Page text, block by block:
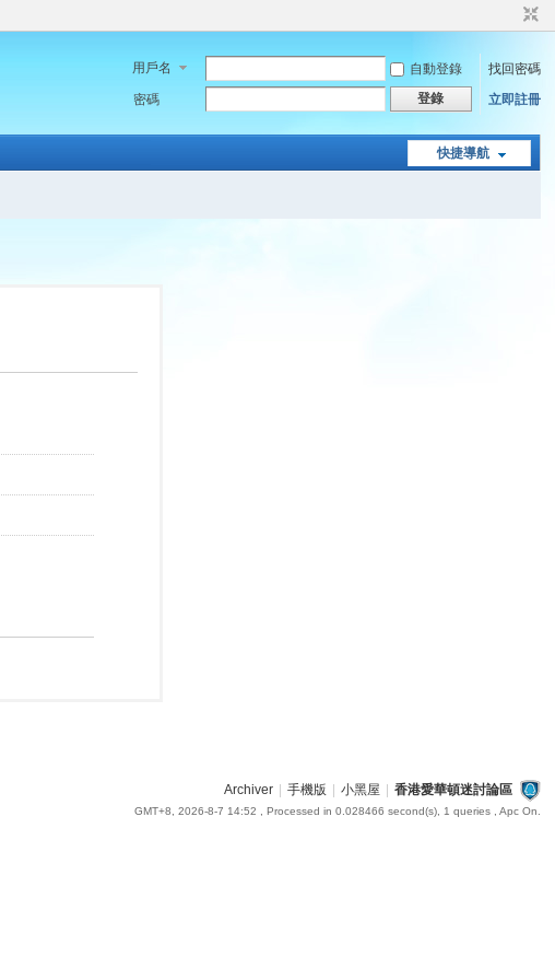
用戶名 自動登錄
找回密碼
密碼
登錄 立即註冊
快捷導航
Archiver 手機版 小黑屋 香港愛華頓迷討論區
GMT+8, 2026-8-7 14:52 , Processed in 0.028466 second(s), 1 queries , Apc On.